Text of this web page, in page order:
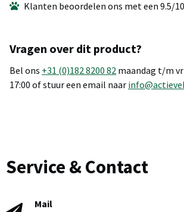
Klanten beoordelen ons met een 9.5/10
Vragen over dit product?
Bel ons +31 (0)182 8200 82 maandag t/m
17:00 of stuur een email naar
Service & Contact
Mail